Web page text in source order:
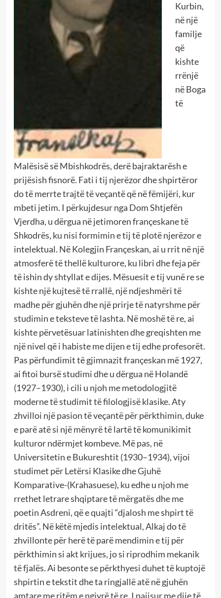
Kurbin,
në një
familje
që
kishte
rrënjë
në Boga
të
Malësisë së Mbishkodrës, derë bajraktarësh e
prijësish fisnorë. Fati i tij njerëzor dhe shpirtëror
do të merrte trajtë të veçantë që në fëmijëri, kur
mbeti jetim. I përkujdesur nga Dom Shtjefën
Vjerdha, u dërgua në jetimoren françeskane të
Shkodrës, ku nisi formimin e tij të plotë njerëzor e
intelektual. Në Kolegjin Françeskan, ai u rrit në një
atmosferë të thellë kulturore, ku libri dhe feja për
të ishin dy shtyllat e dijes. Mësuesit e tij vunë re se
kishte një kujtesë të rrallë, një ndjeshmëri të
madhe për gjuhën dhe një prirje të natyrshme për
studimin e teksteve të lashta. Në moshë të re, ai
kishte përvetësuar latinishten dhe greqishten me
një nivel që i habiste me dijen e tij edhe profesorët.
Pas përfundimit të gjimnazit françeskan më 1927,
ai fitoi bursë studimi dhe u dërgua në Holandë
(1927–1930), i cili u njoh me metodologjitë
moderne të studimit të filologjisë klasike. Aty
zhvilloi një pasion të veçantë për përkthimin, duke
e parë atë si një mënyrë të lartë të komunikimit
kulturor ndërmjet kombeve. Më pas, në
Universitetin e Bukureshtit (1930–1934), vijoi
studimet për Letërsi Klasike dhe Gjuhë
Komparative-(Krahasuese), ku edhe u njoh me
rrethet letrare shqiptare të mërgatës dhe me
poetin Asdreni, që e quajti “djalosh me shpirt të
dritës”. Në këtë mjedis intelektual, Alkaj do të
zhvillonte për herë të parë mendimin e tij për
përkthimin si akt krijues, jo si riprodhim mekanik
të fjalës. Ai besonte se përkthyesi duhet të kuptojë
shpirtin e tekstit dhe ta ringjallë atë në gjuhën
amtare me ritëm e ngjyrë të re. I pajisur me dije të